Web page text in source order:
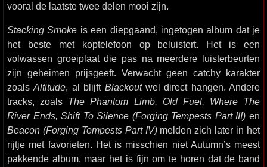
vooral de laatste twee delen mooi zijn.
Stacking Smoke is een diepgaand, ingetogen album dat je
het beste met koptelefoon op beluistert. Het is een
volwassen groeiplaat die pas na meerdere luisterbeurten
zijn geheimen prijsgeeft. Verwacht geen catchy karakter
zoalsAltitude, al blijft Blackoutwel direct hangen. Andere
tracks, zoals The Phantom Limb, Old Fuel, Where The
River Ends, Shift To Silence (Forging Tempests Part III) en
Beacon (Forging Tempests Part IV)melden zich later in het
rijtje met favorieten. Het is misschien niet Autumn’s meest
pakkende album, maar het is fijn om te horen dat de band